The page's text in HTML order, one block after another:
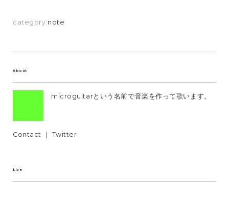
About
microguitarという名前で音楽を作って歌います。
Contact ｜ Twitter
Live
category: note